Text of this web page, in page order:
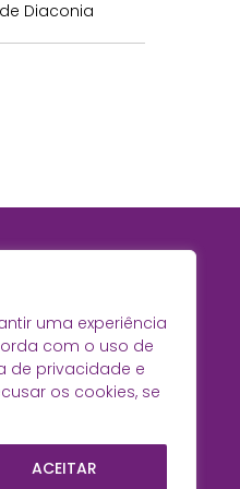
uma experiência
com o uso de
de privacidade e
os cookies, se
ACEITAR
Diaconia